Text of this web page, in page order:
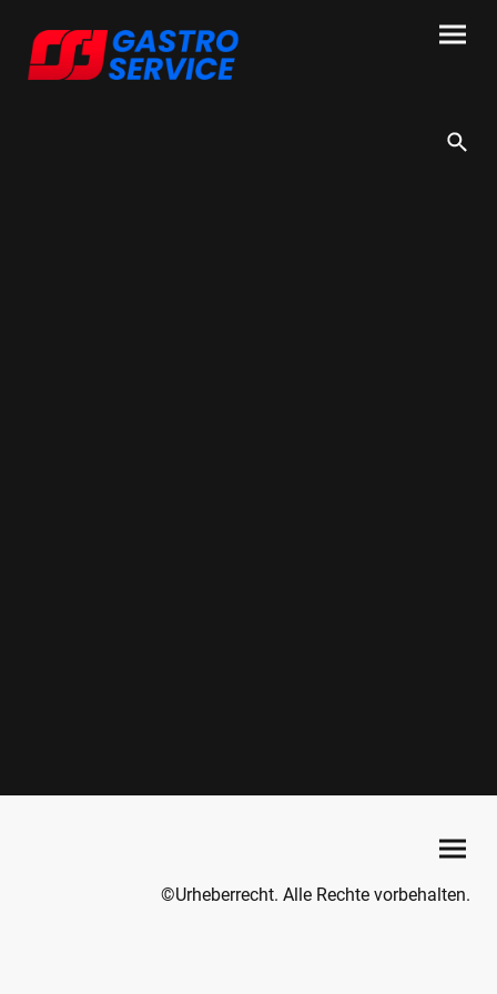
©Urheberrecht. Alle Rechte vorbehalten.